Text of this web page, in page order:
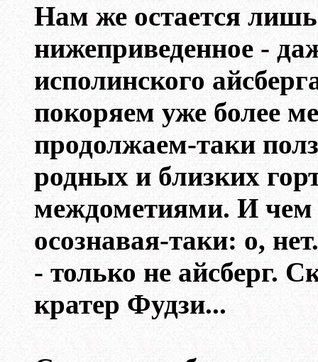
Нам же остается
нижеприведенное -
исполинского
покоряем уже более
продолжаем-таки
родных и близких
междометиями. И чем
осознавая-таки: о,
- только не айсберг.
кратер Фудзи...